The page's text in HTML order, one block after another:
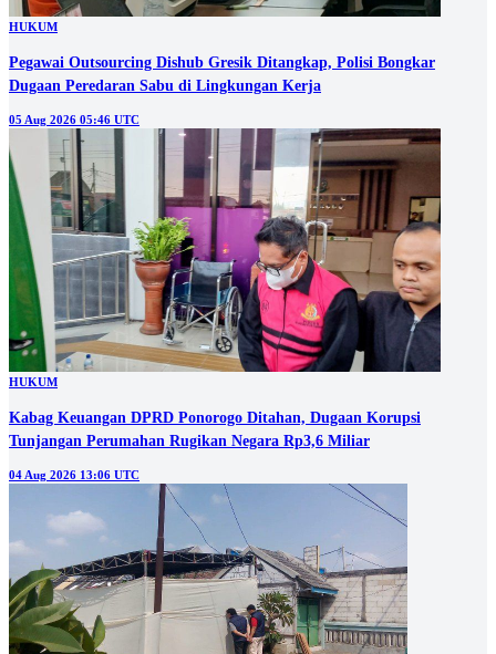
HUKUM
Pegawai Outsourcing Dishub Gresik Ditangkap, Polisi Bongkar
Dugaan Peredaran Sabu di Lingkungan Kerja
05 Aug 2026 05:46 UTC
HUKUM
Kabag Keuangan DPRD Ponorogo Ditahan, Dugaan Korupsi
Tunjangan Perumahan Rugikan Negara Rp3,6 Miliar
04 Aug 2026 13:06 UTC